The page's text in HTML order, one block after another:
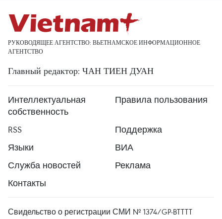
РУКОВОДЯЩЕЕ АГЕНТСТВО: ВЬЕТНАМСКОЕ ИНФОРМАЦИОННОЕ
АГЕНТСТВО
Главный редактор: ЧАН ТИЕН ДУАН
Интеллектуальная
собственность
Правила пользования
RSS
Поддержка
Языки
ВИА
Служба новостей
Реклама
Контакты
Свидельство о регистрации СМИ № 1374/GP-BTTTT